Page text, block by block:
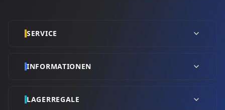
SERVICE
INFORMATIONEN
LAGERREGALE